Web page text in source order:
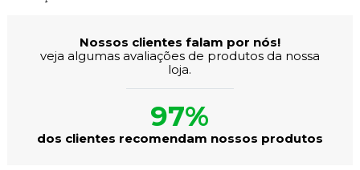
Nossos clientes falam por nós!
veja algumas avaliações de produtos da nossa
loja.
97%
dos clientes recomendam nossos produtos